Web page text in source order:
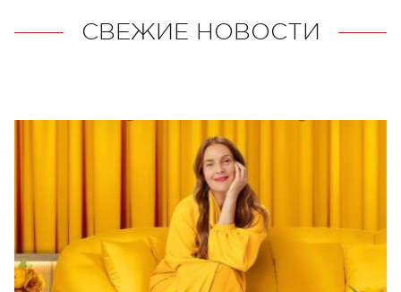
СВЕЖИЕ НОВОСТИ